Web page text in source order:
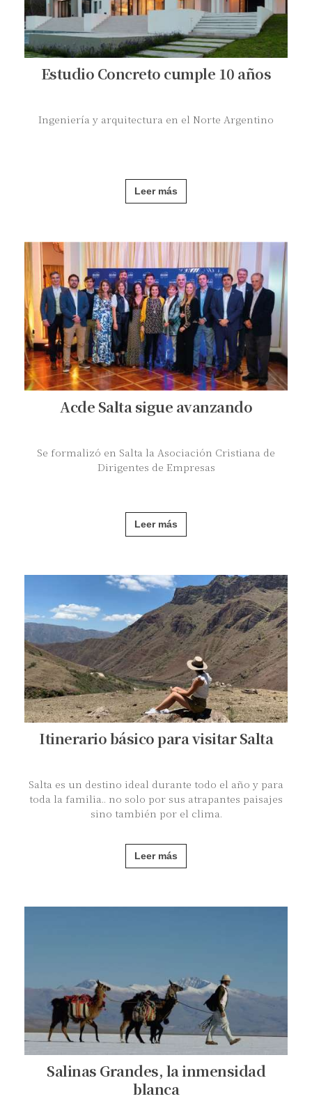
Estudio Concreto cumple 10 años
Ingeniería y arquitectura en el Norte Argentino
Leer más
Acde Salta sigue avanzando
Se formalizó en Salta la Asociación Cristiana de
Dirigentes de Empresas
Leer más
Itinerario básico para visitar Salta
Salta es un destino ideal durante todo el año y para
toda la familia.. no solo por sus atrapantes paisajes
sino también por el clima.
Leer más
Salinas Grandes, la inmensidad
blanca